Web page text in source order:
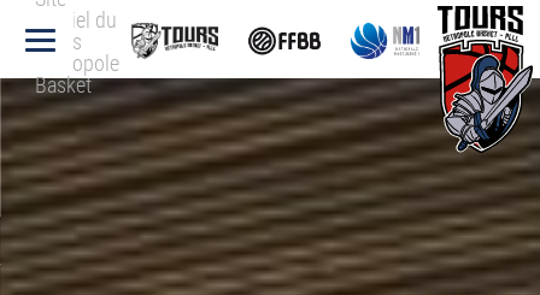
officiel du
Tours
Métropole
Basket